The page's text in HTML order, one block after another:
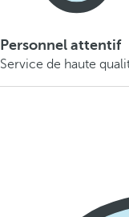
Personnel attentif
Service de haute